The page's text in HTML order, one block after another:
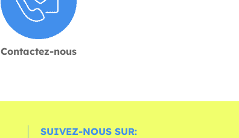
Contactez-nous
SUIVEZ-NOUS SUR: